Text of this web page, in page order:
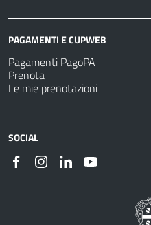
PAGAMENTI E CUPWEB
Pagamenti PagoPA
Prenota
Le mie prenotazioni
SOCIAL